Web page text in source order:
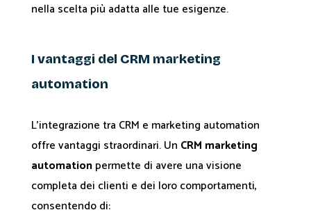
nella scelta più adatta alle tue esigenze.
I vantaggi del CRM marketing
automation
L'integrazione tra CRM e marketing automation
offre vantaggi straordinari. Un CRM marketing
automationpermette di avere una visione
completa dei clienti e dei loro comportamenti,
consentendo di: